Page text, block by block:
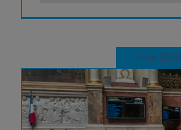
mai 2019